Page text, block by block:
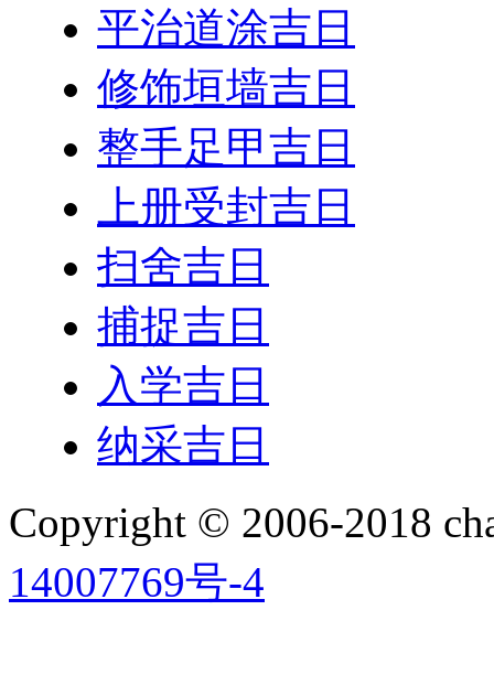
平治道涂吉日
修饰垣墙吉日
整手足甲吉日
上册受封吉日
扫舍吉日
捕捉吉日
入学吉日
纳采吉日
Copyright © 2006-2018
14007769号-4